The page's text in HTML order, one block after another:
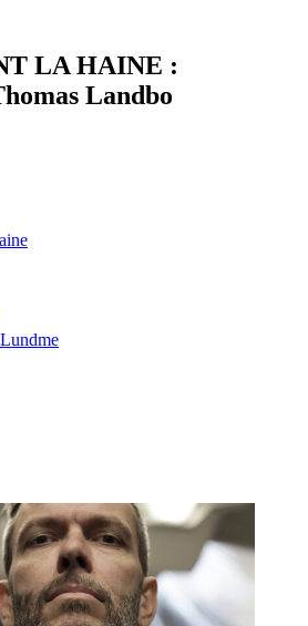
LA HAINE :
Landbo